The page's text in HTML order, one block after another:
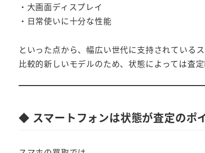
・大画面ディスプレイ
・日常使いに十分な性能
といった点から、幅広い世代に支持されているス
比較的新しいモデルのため、状態によっては査
◆ スマートフォンは状態が査定のポ